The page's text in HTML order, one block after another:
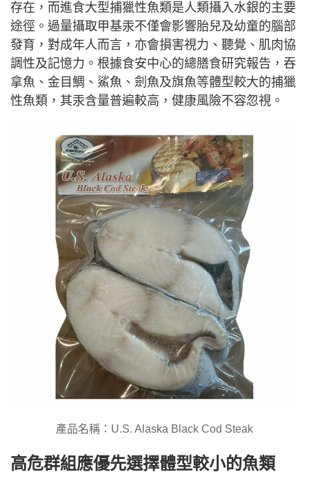
存在，而進食大型捕獵性魚類是人類攝入水銀的主要
途徑。過量攝取甲基汞不僅會影響胎兒及幼童的腦部
發育，對成年人而言，亦會損害視力、聽覺、肌肉協
調性及記憶力。根據食安中心的總膳食研究報告，吞
拿魚、金目鯛、鯊魚、劍魚及旗魚等體型較大的捕獵
性魚類，其汞含量普遍較高，健康風險不容忽視。
產品名稱：U.S. Alaska Black Cod Steak
高危群組應優先選擇體型較小的魚類